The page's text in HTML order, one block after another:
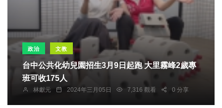
政治 文教
台中公共化幼兒園招生3月9日起跑 大里霧峰2歲專
班可收175人
林獻元 2024年三月05日 7,316 觀看 0 分享